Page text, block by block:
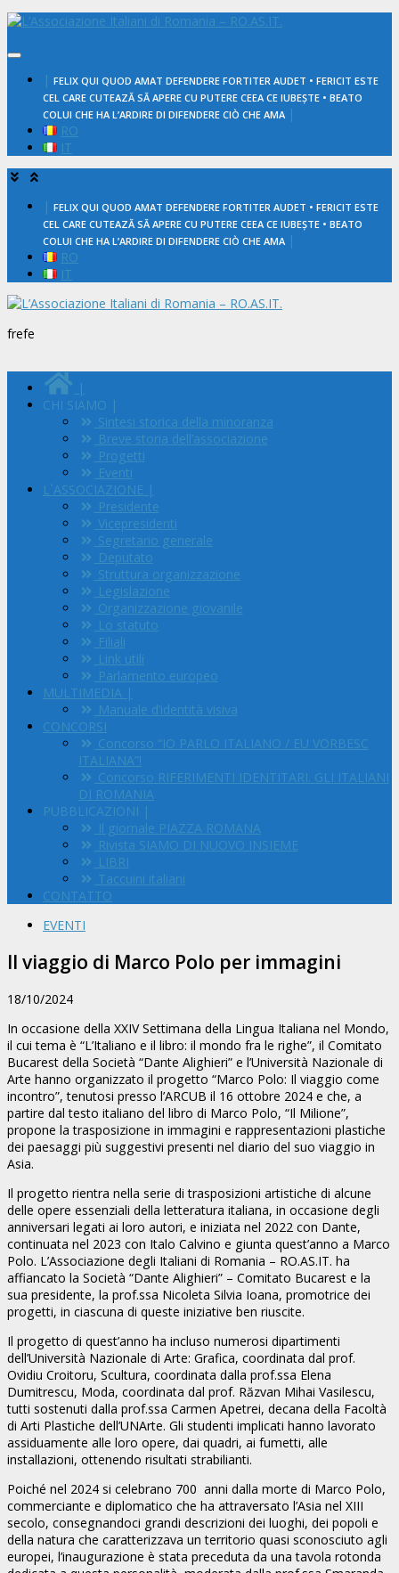
Salta
contenuto
| FELIX QUI QUOD AMAT DEFENDERE FORTITER AUDET • FERICIT ESTE
CEL CARE CUTEAZĂ SĂ APERE CU PUTERE CEEA CE IUBEȘTE • BEATO
COLUI CHE HA L’ARDIRE DI DIFENDERE CIÒ CHE AMA |
RO
IT
| FELIX QUI QUOD AMAT DEFENDERE FORTITER AUDET • FERICIT ESTE
CEL CARE CUTEAZĂ SĂ APERE CU PUTERE CEEA CE IUBEȘTE • BEATO
COLUI CHE HA L’ARDIRE DI DIFENDERE CIÒ CHE AMA |
RO
IT
frefe
|
CHI SIAMO |
Sintesi storica della minoranza
Breve storia dell’associazione
Progetti
Eventi
L`ASSOCIAZIONE |
Presidente
Vicepresidenti
Segretario generale
Deputato
Struttura organizzazione
Legislazione
Organizzazione giovanile
Lo statuto
Filiali
Link utili
Parlamento europeo
MULTIMEDIA |
Manuale d’identità visiva
CONCORSI
Concorso “IO PARLO ITALIANO / EU VORBESC
ITALIANA”!
Concorso RIFERIMENTI IDENTITARI. GLI ITALIANI
DI ROMANIA
PUBBLICAZIONI |
Il giornale PIAZZA ROMANA
Rivista SIAMO DI NUOVO INSIEME
LIBRI
Taccuini italiani
CONTATTO
EVENTI
Il viaggio di Marco Polo per immagini
18/10/2024
In occasione della XXIV Settimana della Lingua Italiana nel Mondo,
il cui tema è “L’Italiano e il libro: il mondo fra le righe”, il Comitato
Bucarest della Società “Dante Alighieri” e l’Università Nazionale di
Arte hanno organizzato il progetto “Marco Polo: Il viaggio come
incontro”, tenutosi presso l’ARCUB il 16 ottobre 2024 e che, a
partire dal testo italiano del libro di Marco Polo, “Il Milione”,
propone la trasposizione in immagini e rappresentazioni plastiche
dei paesaggi più suggestivi presenti nel diario del suo viaggio in
Asia.
Il progetto rientra nella serie di trasposizioni artistiche di alcune
delle opere essenziali della letteratura italiana, in occasione degli
anniversari legati ai loro autori, e iniziata nel 2022 con Dante,
continuata nel 2023 con Italo Calvino e giunta quest’anno a Marco
Polo. L’Associazione degli Italiani di Romania – RO.AS.IT. ha
affiancato la Società “Dante Alighieri” – Comitato Bucarest e la
sua presidente, la prof.ssa Nicoleta Silvia Ioana, promotrice dei
progetti, in ciascuna di queste iniziative ben riuscite.
Il progetto di quest’anno ha incluso numerosi dipartimenti
dell’Università Nazionale di Arte: Grafica, coordinata dal prof.
Ovidiu Croitoru, Scultura, coordinata dalla prof.ssa Elena
Dumitrescu, Moda, coordinata dal prof. Răzvan Mihai Vasilescu,
tutti sostenuti dalla prof.ssa Carmen Apetrei, decana della Facoltà
di Arti Plastiche dell’UNArte. Gli studenti implicati hanno lavorato
assiduamente alle loro opere, dai quadri, ai fumetti, alle
installazioni, ottenendo risultati strabilianti.
Poiché nel 2024 si celebrano 700 anni dalla morte di Marco Polo,
commerciante e diplomatico che ha attraversato l’Asia nel XIII
secolo, consegnandoci grandi descrizioni dei luoghi, dei popoli e
della natura che caratterizzava un territorio quasi sconosciuto agli
europei, l’inaugurazione è stata preceduta da una tavola rotonda